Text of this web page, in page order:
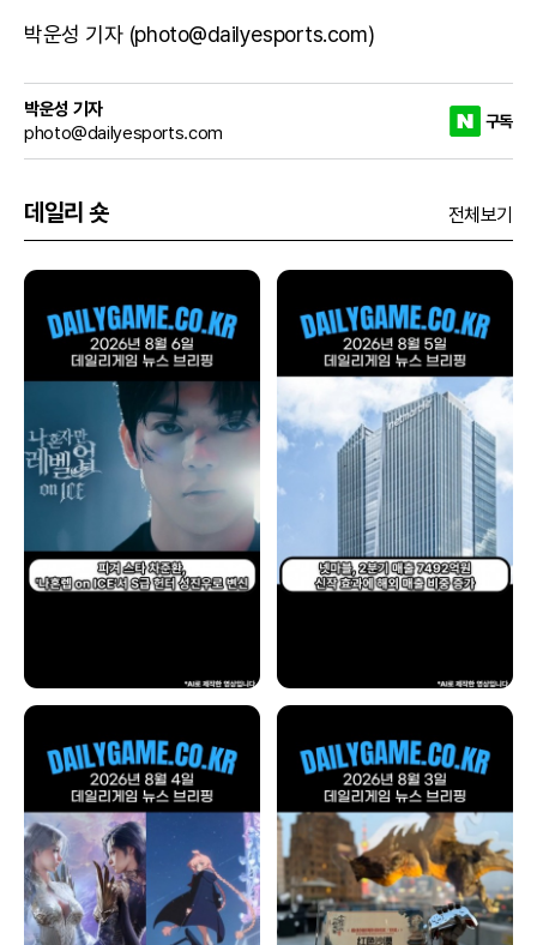
박운성 기자 (photo@dailyesports.com)
박운성 기자
photo@dailyesports.com
구독
데일리 숏 전체보기